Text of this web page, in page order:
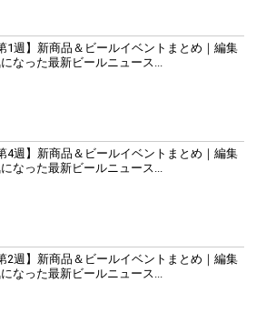
1週】新商品＆ビールイベントまとめ｜編集
なった最新ビールニュース...
4週】新商品＆ビールイベントまとめ｜編集
なった最新ビールニュース...
2週】新商品＆ビールイベントまとめ｜編集
なった最新ビールニュース...